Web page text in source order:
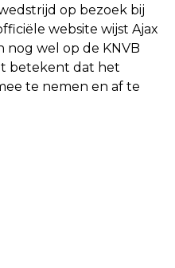
op bezoek bij
website wijst Ajax
nog wel op de KNVB
betekent dat het
te nemen en af te